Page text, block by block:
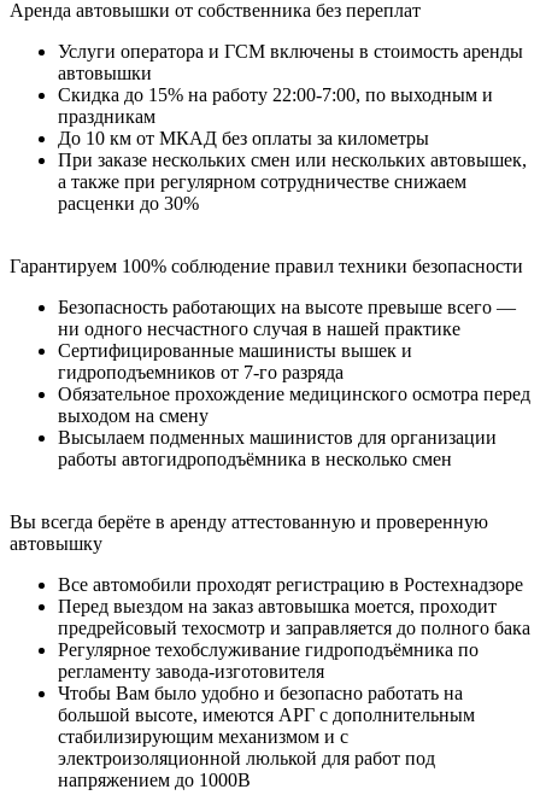
Аренда автовышки от собственника без переплат
Услуги оператора и ГСМ включены в стоимость аренды
автовышки
Cкидка до 15% на работу 22:00-7:00, по выходным и
праздникам
До 10 км от МКАД без оплаты за километры
При заказе нескольких смен или нескольких автовышек,
а также при регулярном сотрудничестве снижаем
расценки до 30%
Гарантируем 100% соблюдение правил техники безопасности
Безопасность работающих на высоте превыше всего —
ни одного несчастного случая в нашей практике
Сертифицированные машинисты вышек и
гидроподъемников от 7-го разряда
Обязательное прохождение медицинского осмотра перед
выходом на смену
Высылаем подменных машинистов для организации
работы автогидроподъёмника в несколько смен
Вы всегда берёте в аренду аттестованную и проверенную
автовышку
Все автомобили проходят регистрацию в Ростехнадзоре
Перед выездом на заказ автовышка моется, проходит
предрейсовый техосмотр и заправляется до полного бака
Регулярное техобслуживание гидроподъёмника по
регламенту завода-изготовителя
Чтобы Вам было удобно и безопасно работать на
большой высоте, имеются АРГ с дополнительным
стабилизирующим механизмом и с
электроизоляционной люлькой для работ под
напряжением до 1000В